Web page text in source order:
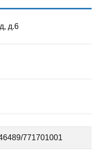
д.6
771701001